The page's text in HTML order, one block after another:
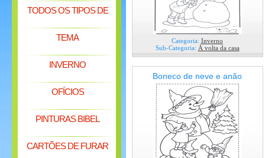
TODOS OS TIPOS DE
TEMA
INVERNO
OFÍCIOS
PINTURAS BIBEL
CARTÕES DE FURAR
Categoria: Inverno
Sub-Categoria: Á volta da casa
Boneco de neve e anão